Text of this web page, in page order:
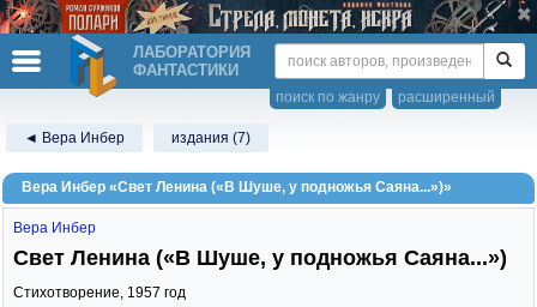
ЛАБОРАТОРИЯ
ФАНТАСТИКИ
расширенный
поиск по жанру
◄ Вера Инбер издания (7)
Вера Инбер «Свет Ленина («В Шуше, у подножья Саяна...»)»
Вера Инбер
Свет Ленина («В Шуше, у подножья Саяна...»)
Стихотворение, 1957 год